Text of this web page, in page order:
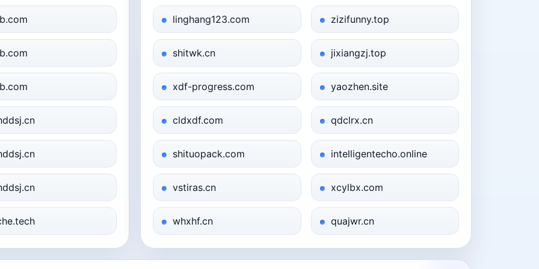
linghang123.com zizifunny.top
shitwk.cn jixiangzj.top
xdf-progress.com yaozhen.site
cldxdf.com qdclrx.cn
shituopack.com intelligentecho.online
vstiras.cn xcylbx.com
whxhf.cn quajwr.cn